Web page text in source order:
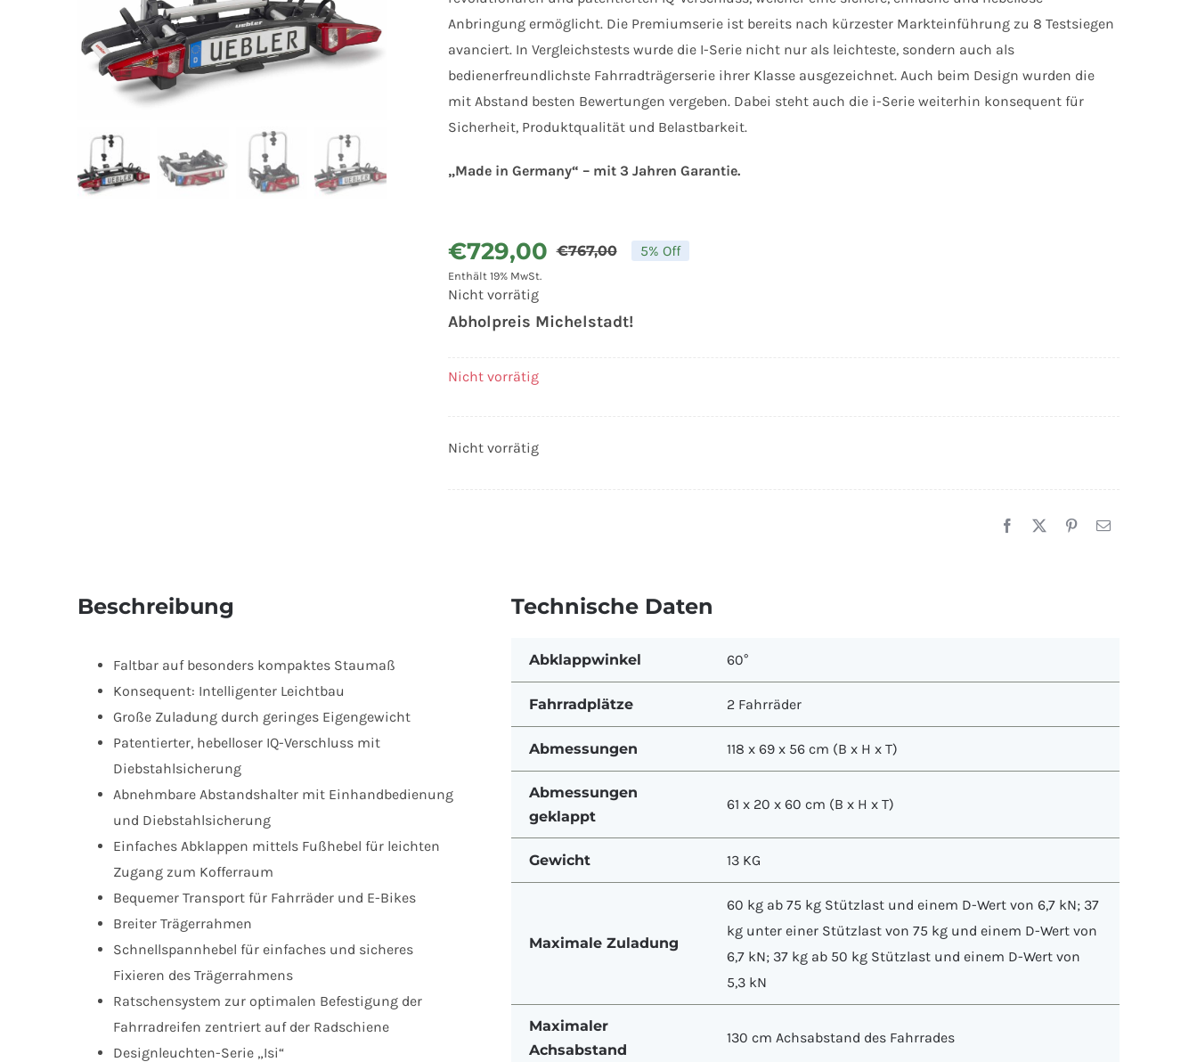
Anbringung ermöglicht. Die Premiumserie ist bereits nach kürzester Markteinführung zu 8 Testsiegen
avanciert. In Vergleichstests wurde die I-Serie nicht nur als leichteste, sondern auch als
bedienerfreundlichste Fahrradträgerserie ihrer Klasse ausgezeichnet. Auch beim Design wurden die
mit Abstand besten Bewertungen vergeben. Dabei steht auch die i-Serie weiterhin konsequent für
Sicherheit, Produktqualität und Belastbarkeit.
„Made in Germany“ – mit 3 Jahren Garantie.
€767,00Ursprünglicher
war:
€729,00
Aktueller
ist:
Enthält 19% MwSt.
5% Off
Nicht vorrätig
Abholpreis Michelstadt!
Nicht vorrätig
Nicht vorrätig
Beschreibung
Faltbar auf besonders kompaktes Staumaß
Konsequent: Intelligenter Leichtbau
Große Zuladung durch geringes Eigengewicht
Patentierter, hebelloser IQ-Verschluss mit
Diebstahlsicherung
Abnehmbare Abstandshalter mit Einhandbedienung
und Diebstahlsicherung
Einfaches Abklappen mittels Fußhebel für leichten
Zugang zum Kofferraum
Bequemer Transport für Fahrräder und E-Bikes
Breiter Trägerrahmen
Schnellspannhebel für einfaches und sicheres
Fixieren des Trägerrahmens
Ratschensystem zur optimalen Befestigung der
Fahrradreifen zentriert auf der Radschiene
Designleuchten-Serie „Isi“
Technische Daten
Abklappwinkel 60°
Fahrradplätze 2 Fahrräder
Abmessungen 118 x 69 x 56 cm (B x H x T)
Abmessungen
geklappt
61 x 20 x 60 cm (B x H x T)
Gewicht 13 KG
Maximale Zuladung
60 kg ab 75 kg Stützlast und einem D-Wert von 6,7 kN; 37
kg unter einer Stützlast von 75 kg und einem D-Wert von
6,7 kN; 37 kg ab 50 kg Stützlast und einem D-Wert von
5,3 kN
Maximaler
Achsabstand
130 cm Achsabstand des Fahrrades